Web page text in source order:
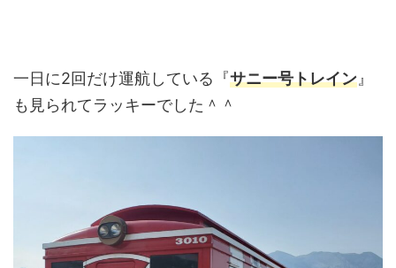
一日に2回だけ運航している『サニー号トレイン 』
も見られてラッキーでした＾＾